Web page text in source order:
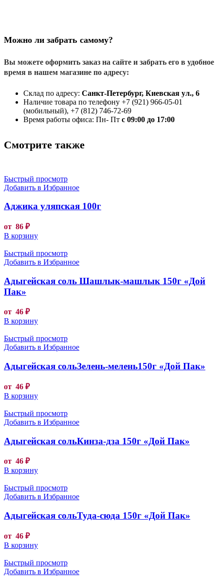
Можно ли забрать самому?
Вы можете оформить заказ на сайте и забрать его в удобное
время в нашем магазине по адресу:
Склад по адресу: Санкт-Петербург, Киевская ул., 6
Наличие товара по телефону +7 (921) 966-05-01
(мобильный), +7 (812) 746-72-69
Время работы офиса: Пн- Пт с 09:00 до 17:00
Смотрите также
Быстрый просмотр
Добавить в Избранное
Аджика уляпская 100г
от 86 ₽
В корзину
Быстрый просмотр
Добавить в Избранное
Адыгейская соль Шашлык-машлык 150г «Дой
Пак»
от 46 ₽
В корзину
Быстрый просмотр
Добавить в Избранное
Адыгейская сольЗелень-мелень150г «Дой Пак»
от 46 ₽
В корзину
Быстрый просмотр
Добавить в Избранное
Адыгейская сольКинза-дза 150г «Дой Пак»
от 46 ₽
В корзину
Быстрый просмотр
Добавить в Избранное
Адыгейская сольТуда-сюда 150г «Дой Пак»
от 46 ₽
В корзину
Быстрый просмотр
Добавить в Избранное